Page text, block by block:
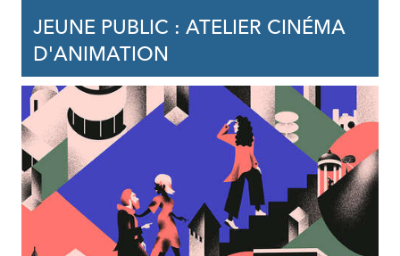
JEUNE PUBLIC : ATELIER CINÉMA
D'ANIMATION